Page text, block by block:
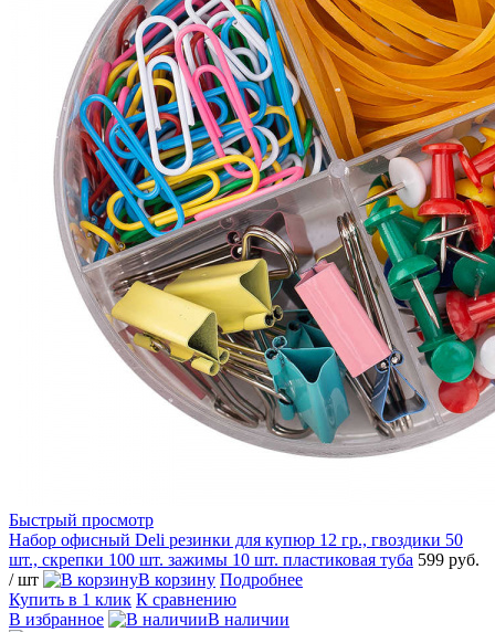
Быстрый просмотр
Набор офисный Deli резинки для купюр 12 гр., гвоздики 50
шт., скрепки 100 шт. зажимы 10 шт. пластиковая туба 599 руб.
/ шт
В корзину Подробнее
Купить в 1 клик К сравнению
В избранное
В наличии